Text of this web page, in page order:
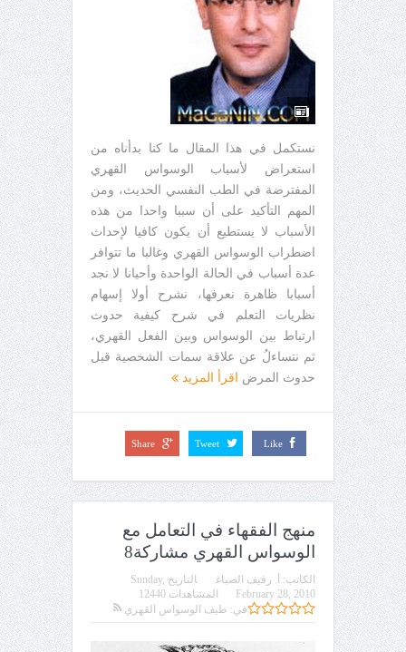
نستكمل في هذا المقال ما كنا بدأناه من
استعراض لأسباب الوسواس القهري
المفترضة في الطب النفسي الحديث، ومن
المهم التأكيد على أن سببا واحدا من هذه
الأسباب لا يستطيع أن يكون كافيا لإحداث
اضطراب الوسواس القهري وغالبا ما تتوافر
عدة أسباب في الحالة الواحدة وأحيانا لا نجد
أسبابا ظاهرة نعرفها، نشرح أولا إسهام
نظريات التعلم في شرح كيفية حدوث
ارتباط بين الوسواس وبين الفعل القهري،
ثم نتساءلُ عن علاقة سمات الشخصية قبل
حدوث المرض
اقرأ المزيد
Like
Tweet
Share
منهج الفقهاء في التعامل مع
الوسواس القهري مشاركة8
الكاتب: أ. رفيف الصباغ التاريخ Sunday,
February 28, 2010
في: طيف الوسواس القهري
المشاهدات 12440